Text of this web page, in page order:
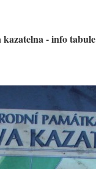
kazatelna - info tabule